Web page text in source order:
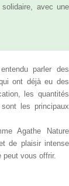
avec une
parler des
ont déjà eu des
les quantités
les principaux
Agathe Nature
de plaisir intense
peut vous offrir.